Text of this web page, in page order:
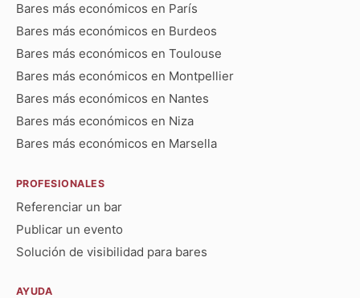
Bares más económicos en París
Bares más económicos en Burdeos
Bares más económicos en Toulouse
Bares más económicos en Montpellier
Bares más económicos en Nantes
Bares más económicos en Niza
Bares más económicos en Marsella
PROFESIONALES
Referenciar un bar
Publicar un evento
Solución de visibilidad para bares
AYUDA